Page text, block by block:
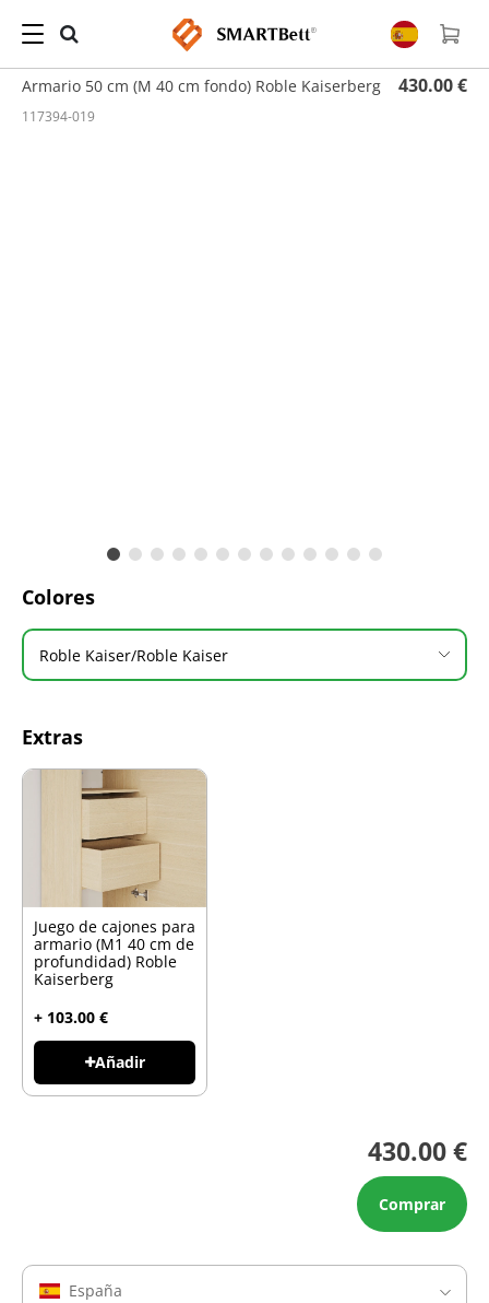
Hogar Armarios / Armario 50 cm (M 40 cm fondo) Roble Kaiserberg
Armario 50 cm (M 40 cm fondo) Roble Kaiserberg 430.00 €
117394-019
430.00 €
Comprar
Colores
Roble Kaiser/Roble Kaiser
Extras
Juego de cajones para
armario (M1 40 cm de
profundidad) Roble
Kaiserberg
+ 103.00 €
Añadir
España